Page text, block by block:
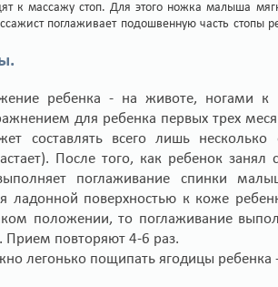
к массажу стоп. Для этого ножка малыша
поглаживает подошвенную часть
ребенка - на животе, ногами
для ребенка первых трех
составлять всего лишь несколько
После того, как ребенок
поглаживание спинки
ладонной поверхностью к коже
положении, то поглаживание
Прием повторяют 4-6 раз.
легонько пощипать ягодицы